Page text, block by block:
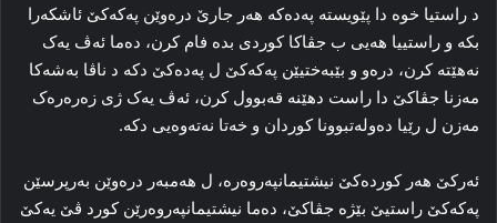
د راستیا خوە دا پێویستە پەدەکە ھەر جارێ دره‌وێن پەکەکێ ئاشکەرا
بکە و راستییا ھەیی ب جڤاكا کوردی بدە فام کرن، دەما ئەڤ یەک
نەهێتە کرن، دره‌و و بێبەختیێن پەکەکێ ل پەدەکێ دکە د ناڤا بەشەکا
مەزنا جڤاكێ دا راست دهێنە قەبوول کرن، ئەڤ یەک ژی زەرەرەک
مەزن ل رێیا دەولەتبوونا کوردان و خەتا نەتەوه‌یی دكه‌.
ئەرکێ ھەر کوردەکێ نیشتیمانپەروەرە، ل ھەمبەر دره‌وێن بەرپرسێن
پەکەکێ راستیێ بێژە جڤاكێ، دەما نیشتیمانپەروەرێن کورد ڤێ یەکێ